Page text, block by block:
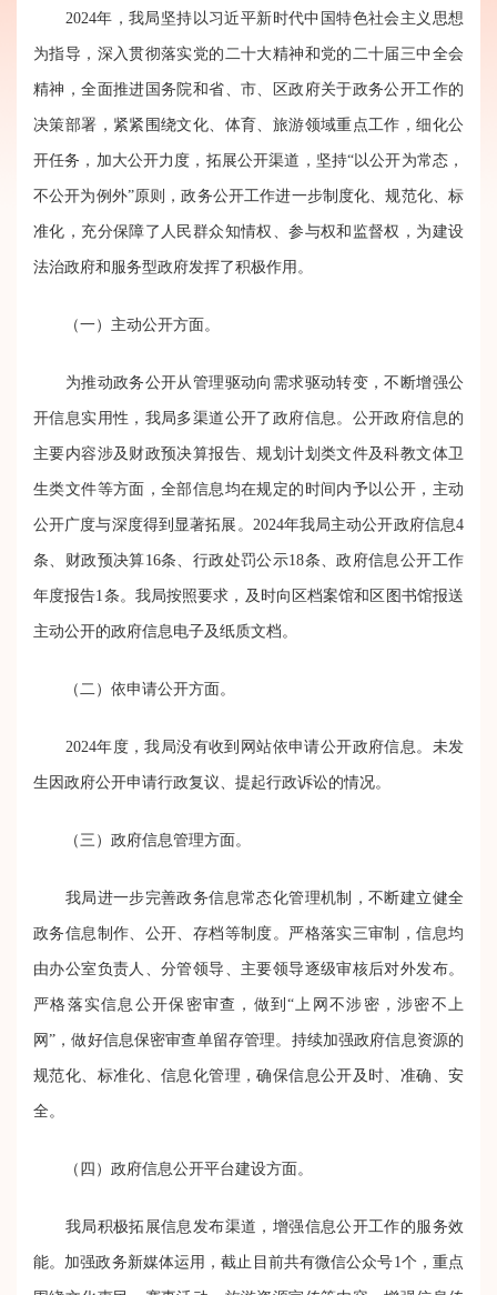
2024年，我局坚持以习近平新时代中国特色社会主义思想
为指导，深入贯彻落实党的二十大精神和党的二十届三中全会
精神，全面推进国务院和省、市、区政府关于政务公开工作的
决策部署，紧紧围绕文化、体育、旅游领域重点工作，细化公
开任务，加大公开力度，拓展公开渠道，坚持“以公开为常态，
不公开为例外”原则，政务公开工作进一步制度化、规范化、标
准化，充分保障了人民群众知情权、参与权和监督权，为建设
法治政府和服务型政府发挥了积极作用。
（一）主动公开方面。
为推动政务公开从管理驱动向需求驱动转变，不断增强公
开信息实用性，我局多渠道公开了政府信息。公开政府信息的
主要内容涉及财政预决算报告、规划计划类文件及科教文体卫
生类文件等方面，全部信息均在规定的时间内予以公开，主动
公开广度与深度得到显著拓展。2024年我局主动公开政府信息4
条、财政预决算16条、行政处罚公示18条、政府信息公开工作
年度报告1条。我局按照要求，及时向区档案馆和区图书馆报送
主动公开的政府信息电子及纸质文档。
（二）依申请公开方面。
2024年度，我局没有收到网站依申请公开政府信息。未发
生因政府公开申请行政复议、提起行政诉讼的情况。
（三）政府信息管理方面。
我局进一步完善政务信息常态化管理机制，不断建立健全
政务信息制作、公开、存档等制度。 严格落实三审制，信息均
由办公室负责人、分管领导、主要领导逐级审核后对外发布。
严格落实信息公开保密审查，做到“上网不涉密，涉密不上
网”，做好信息保密审查单留存管理。持续加强政府信息资源的
规范化、标准化、信息化管理，确保信息公开及时、准确、安
全。
（四） 政府信息公开平台建设方面。
我局积极拓展信息发布渠道，增强信息公开工作的服务效
能。加强政务新媒体运用，截止目前共有微信公众号1个，重点